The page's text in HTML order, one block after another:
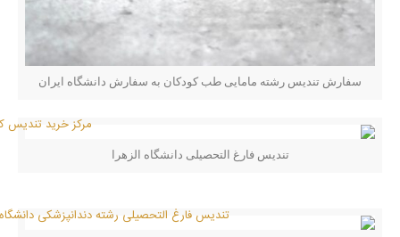
سفارش تندیس رشته مامایی طب کودکان به سفارش دانشگاه ایران
تندیس فارغ التحصیلی دانشگاه الزهرا